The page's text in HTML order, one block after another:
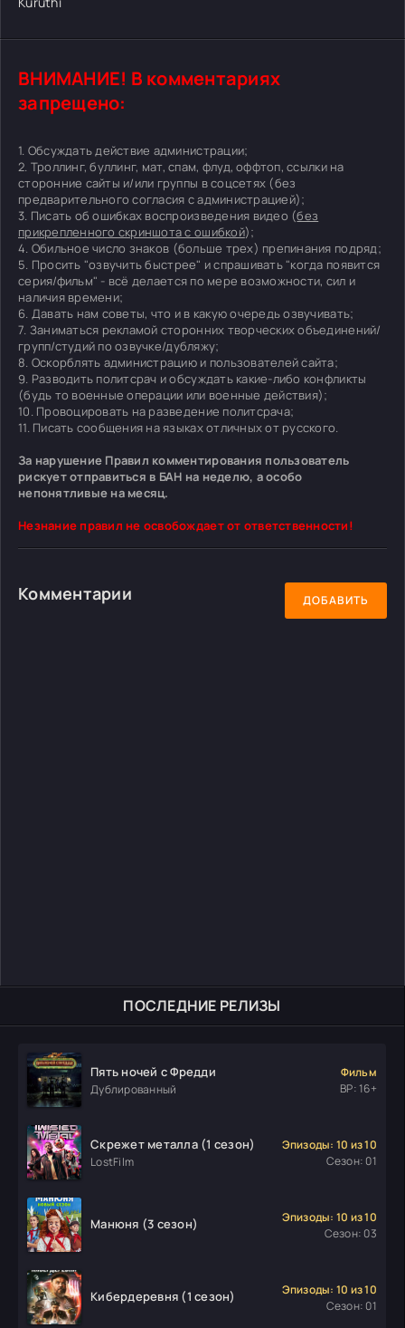
ПОСЛЕДНИЕ РЕЛИЗЫ
Пять ночей с Фредди
Дублированный
Фильм
ВР: 16+
Скрежет металла (1 сезон)
LostFilm
Эпизоды: 10 из 10
Сезон: 01
Манюня (3 сезон)
Эпизоды: 10 из 10
Сезон: 03
Кибердеревня (1 сезон)
Эпизоды: 10 из 10
Сезон: 01
ВНИМАНИЕ! В комментариях
запрещено:
1. Обсуждать действие администрации;
2. Троллинг, буллинг, мат, спам, флуд, оффтоп, ссылки на
сторонние сайты и/или группы в соцсетях (без
предварительного согласия с администрацией);
3. Писать об ошибках воспроизведения видео (без
прикрепленного скриншота с ошибкой);
4. Обильное число знаков (больше трех) препинания подряд;
5. Просить "озвучить быстрее" и спрашивать "когда появится
серия/фильм" - всё делается по мере возможности, сил и
наличия времени;
6. Давать нам советы, что и в какую очередь озвучивать;
7. Заниматься рекламой сторонних творческих объединений/
групп/студий по озвучке/дубляжу;
8. Оскорблять администрацию и пользователей сайта;
9. Разводить политсрач и обсуждать какие-либо конфликты
(будь то военные операции или военные действия);
10. Провоцировать на разведение политсрача;
11. Писать сообщения на языках отличных от русского.
За нарушение Правил комментирования пользователь
рискует отправиться в БАН на неделю, а особо
непонятливые на месяц.
Незнание правил не освобождает от ответственности!
Комментарии ДОБАВИТЬ